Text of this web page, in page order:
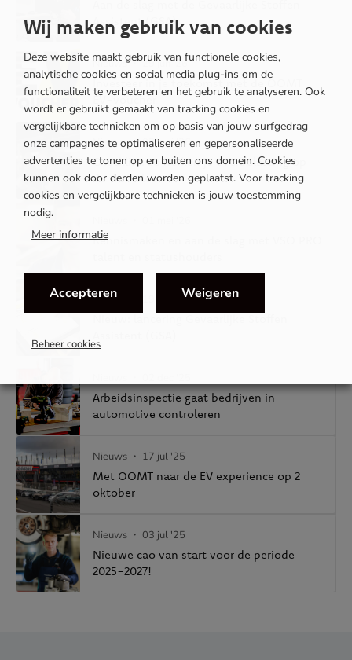
Assistent (GSA)
Nieuws・ 29 jun '26
Investeer in je toekomst met de OOMT
EV-voucher
Nieuws・ 03 mei '26
Checklist: zo herken je overbelasting op
de werkvloer
Kennismaken en aan de slag met VSO PRO
Nieuws ・ 19 jan '26
Arbeidsinspectie gaat bedrijven in
automotive controleren
Nieuws ・ 17 jul '25
Met OOMT naar de EV experience op 2
oktober
Nieuws ・ 03 jul '25
Nieuwe cao van start voor de periode
2025-2027!
Wij maken gebruik van cookies
Deze website maakt gebruik van functionele cookies,
analytische cookies en social media plug-ins om de
functionaliteit te verbeteren en het gebruik te analyseren. Ook
wordt er gebruikt gemaakt van tracking cookies en
vergelijkbare technieken om op basis van jouw surfgedrag
onze campagnes te optimaliseren en gepersonaliseerde
advertenties te tonen op en buiten ons domein. Cookies
kunnen ook door derden worden geplaatst. Voor tracking
cookies en vergelijkbare technieken is jouw toestemming
nodig.
Meer informatie
Accepteren Weigeren
Beheer cookies